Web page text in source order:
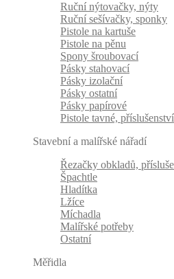
Ruční nýtovačky, nýty
Ruční sešívačky, sponky
Pistole na kartuše
Pistole na pěnu
Spony šroubovací
Pásky stahovací
Pásky izolační
Pásky ostatní
Pásky papírové
Pistole tavné, příslušenství
Stavební a malířské nářadí
Řezačky obkladů,
Špachtle
Hladítka
Lžíce
Míchadla
Malířské potřeby
Ostatní
Měřidla